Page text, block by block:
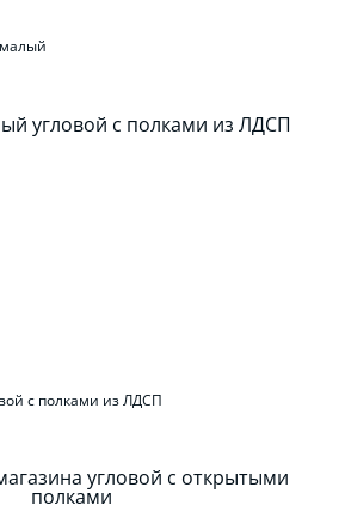
с полками из ЛДСП